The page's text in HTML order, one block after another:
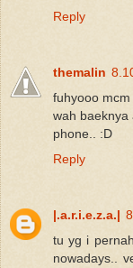
Reply
themalin
fuhyooo mcm
wah baeknya
phone.. :D
Reply
|.a.r.i.e.z.a.|
tu yg i
nowadays..